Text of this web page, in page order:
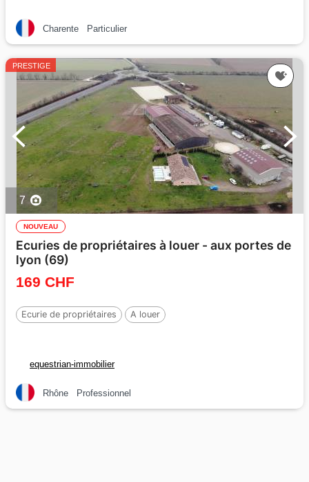
Charente Particulier
PRESTIGE
7
NOUVEAU
Ecuries de propriétaires à louer - aux portes de
lyon (69)
169 CHF
Ecurie de propriétaires A louer
equestrian-immobilier
Rhône Professionnel